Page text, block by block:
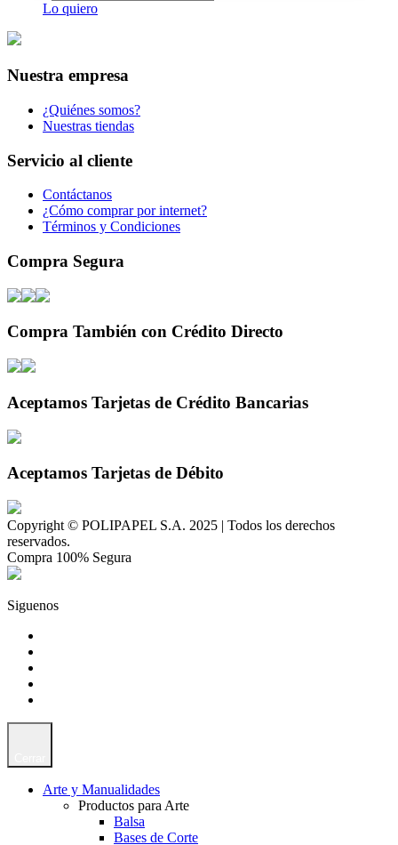
Lo quiero
Nuestra empresa
¿Quiénes somos?
Nuestras tiendas
Servicio al cliente
Contáctanos
¿Cómo comprar por internet?
Términos y Condiciones
Compra Segura
Compra También con Crédito Directo
Aceptamos Tarjetas de Crédito Bancarias
Aceptamos Tarjetas de Débito
Copyright © POLIPAPEL S.A. 2025 | Todos los derechos
reservados.
Compra 100% Segura
Siguenos
Arte y Manualidades
Productos para Arte
Balsa
Bases de Corte